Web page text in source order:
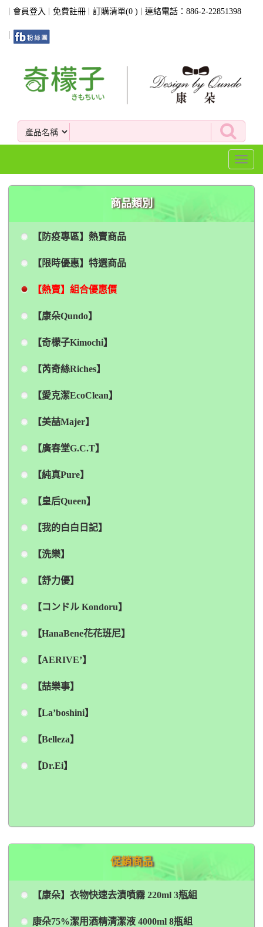
會員登入 免費註冊 訂購清單(0 ) 連絡電話：886-2-22851398
Toggle
商品類別
【防疫專區】熱賣商品
【限時優惠】特選商品
【熱賣】組合優惠價
【康朵Qundo】
【奇檬子Kimochi】
【芮奇絲Riches】
【愛克潔EcoClean】
【美喆Majer】
【廣春堂G.C.T】
【純真Pure】
【皇后Queen】
【我的白白日記】
【洗樂】
【舒力優】
【コンドル Kondoru】
【HanaBene花花班尼】
【AERIVE’】
【喆樂事】
【La’boshini】
【Belleza】
【Dr.Ei】
促銷商品
【康朵】衣物快速去漬噴霧 220ml 3瓶組
康朵75%潔用酒精清潔液 4000ml 8瓶組